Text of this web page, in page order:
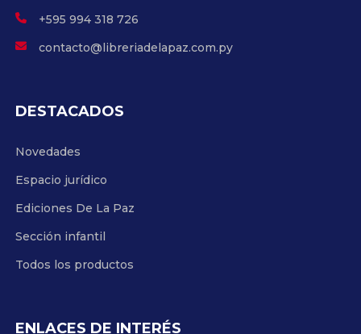
+595 994 318 726
contacto@libreriadelapaz.com.py
DESTACADOS
Novedades
Espacio jurídico
Ediciones De La Paz
Sección infantil
Todos los productos
ENLACES DE INTERÉS